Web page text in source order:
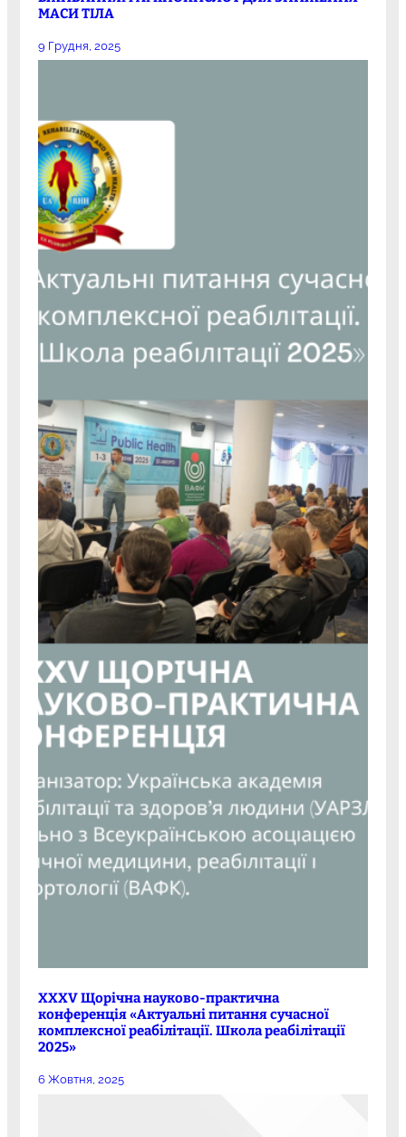
МАСИ ТІЛА
9 Грудня, 2025
XXXV Щорічна науково-практична
конференція «Актуальні питання сучасної
комплексної реабілітації. Школа реабілітації
2025»
6 Жовтня, 2025